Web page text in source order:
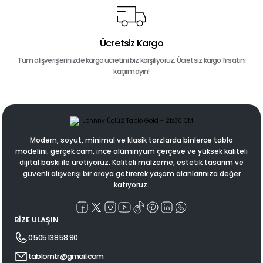
Ücretsiz Kargo
Tüm alışverişlerinizde kargo ücretini biz karşılıyoruz. Ücretsiz kargo fırsatını
kaçırmayın!
Modern, soyut, minimal ve klasik tarzlarda binlerce tablo
modelini; gerçek cam, ince alüminyum çerçeve ve yüksek kaliteli
dijital baskı ile üretiyoruz. Kaliteli malzeme, estetik tasarım ve
güvenli alışverişi bir araya getirerek yaşam alanlarınıza değer
katıyoruz.
BİZE ULAŞIN
0 505 138 58 90
tablomtr@gmail.com